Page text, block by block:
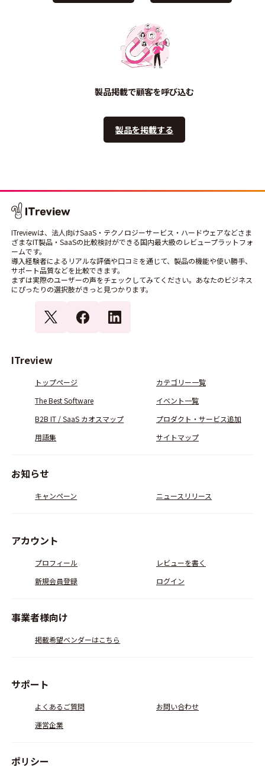
製品掲載で顧客を呼び込む
製品を掲載する
ITreviewは、法人向けSaaS・テクノロジーサービス・ハードウェアなどさま
ざまなIT製品・SaaSの比較検討ができる国内最大級のレビュープラットフォ
ームです。
導入経験者によるリアルな評価や口コミを通じて、製品の機能や使い勝手、
サポート品質などを比較できます。
まずは実際のユーザーの声をチェックしてみてください。あなたのビジネス
にぴったりの選択肢がきっと見つかります。
ITreview
トップページ
カテゴリー一覧
The Best Software
イベント一覧
B2B IT / SaaS カオスマップ
プロダクト・サービス追加
用語集
サイトマップ
お知らせ
キャンペーン ニュースリリース
アカウント
プロフィール
レビューを書く
新規会員登録
ログイン
事業者様向け
掲載希望ベンダーはこちら
サポート
よくあるご質問
お問い合わせ
運営企業
ポリシー